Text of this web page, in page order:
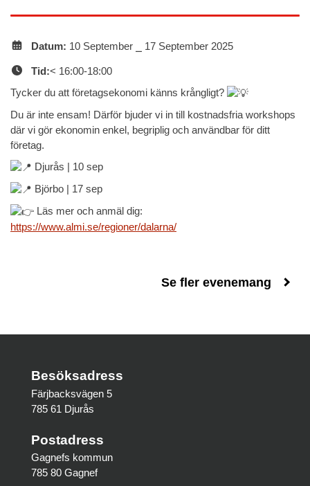
Datum: 10 September ⎯ 17 September 2025
Tid:< 16:00-18:00
Tycker du att företagsekonomi känns krångligt?
Du är inte ensam! Därför bjuder vi in till kostnadsfria workshops
där vi gör ekonomin enkel, begriplig och användbar för ditt
företag.
Djurås | 10 sep
Björbo | 17 sep
Läs mer och anmäl dig:
https://www.almi.se/regioner/dalarna/
Se fler evenemang
Besöksadress
Färjbacksvägen 5
785 61 Djurås
Postadress
Gagnefs kommun
785 80 Gagnef